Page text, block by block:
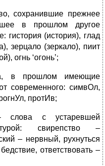
сохранившие прежнее
в прошлом другое
гистория (история), глад
зерцало (зеркало), пиит
огнь ‘огонь’;
в прошлом имеющие
современного: симвОл,
протИв;
слова с устаревшей
свирепство –
– нервный, рухнуться
ответствовать –